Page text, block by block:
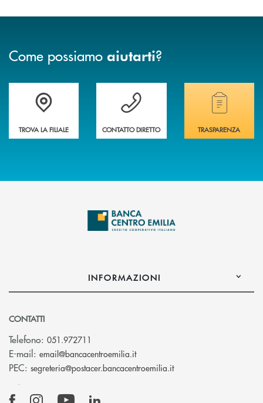
Come possiamo aiutarti?
Accedi all' elenco completo delle filiali
TROVA LA FILIALE
Vuoi avere maggiori informazioni sulla
CONTATTO DIRETTO
Hai bisogno di
TRASPARENZA
INFORMAZIONI
CONTATTI
Telefono: 051.972711
E-mail: email@bancacentroemilia.it(si apre l’app di posta
PEC: segreteria@postacer.bancacentroemilia.it(si apre l’app di